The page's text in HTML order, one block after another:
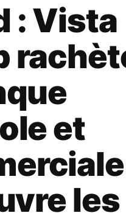
: Vista
et
les